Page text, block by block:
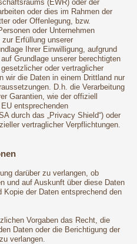
(EWR) oder der
oder dies im Rahmen der
oder Offenlegung, bzw.
oder Unternehmen
Erfüllung unserer
Ihrer Einwilligung, aufgrund
Grundlage unserer berechtigten
oder vertraglicher
wir die Daten in einem Drittland nur
D.h. die Verarbeitung
Garantien, wie der offiziell
entsprechenden
durch das „Privacy Shield“) oder
vertraglicher Verpflichtungen.
darüber zu verlangen, ob
und auf Auskunft über diese Daten
der Daten entsprechend den
Vorgaben das Recht, die
Daten oder die Berichtigung der
verlangen.